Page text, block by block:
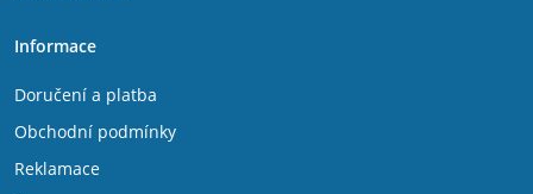
Informace
Doručení a platba
Obchodní podmínky
Reklamace